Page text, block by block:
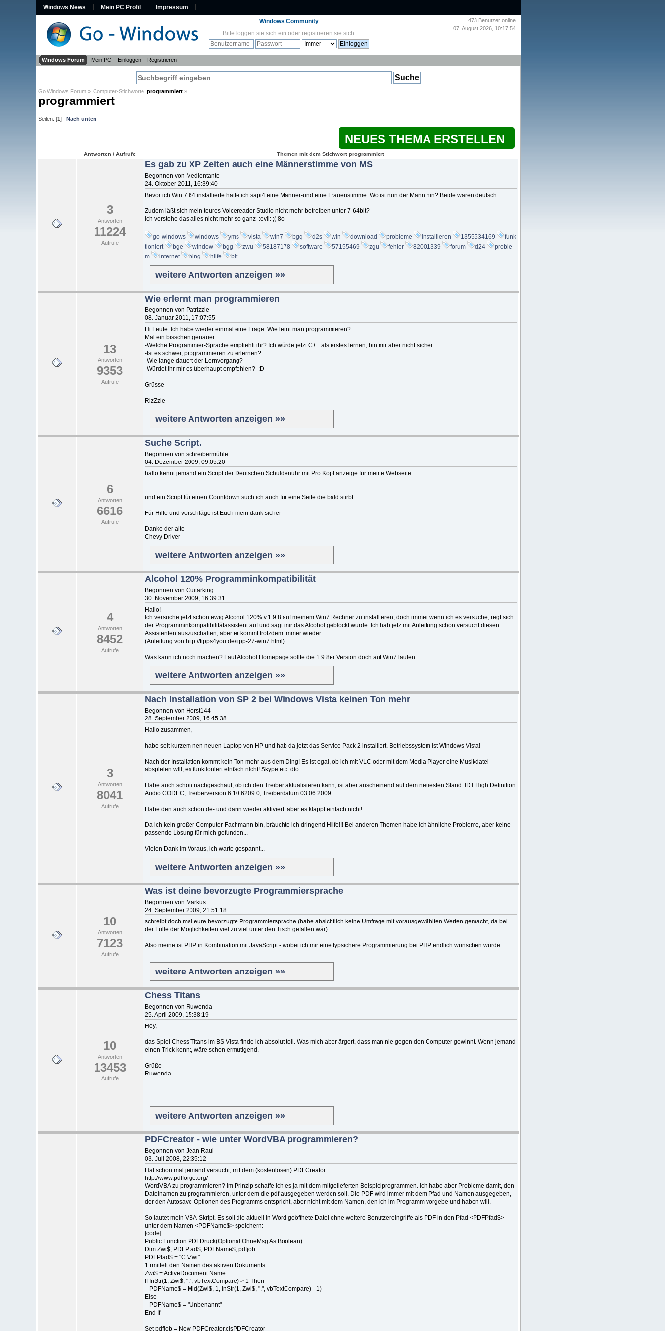
Windows News Mein PC Profil Impressum
473 Benutzer online
07. August 2026, 10:17:54
Windows Community
Bitte loggen sie sich ein oder registrieren sie sich.
Windows Forum Mein PC Einloggen Registrieren
Go Windows Forum » Computer-Stichworte programmiert »
programmiert
Seiten: [1] Nach unten
NEUES THEMA ERSTELLEN
Antworten / Aufrufe Themen mit dem Stichwort programmiert
3
Antworten
11224
Aufrufe
Es gab zu XP Zeiten auch eine Männerstimme von MS
Begonnen von Medientante
24. Oktober 2011, 16:39:40
Bevor ich Win 7 64 installierte hatte ich sapi4 eine Männer-und eine Frauenstimme. Wo ist nun der Mann hin? Beide waren deutsch.
Zudem läßt sich mein teures Voicereader Studio nicht mehr betreiben unter 7-64bit?
Ich verstehe das alles nicht mehr so ganz :evil: ;( 8o
go-windows windows yms vista win7 bgq d2s win download probleme installieren 1355534169
funk
tioniert
bge window bgg zwu 58187178 software 57155469 zgu fehler 82001339 forum d24
proble
m
internet bing hilfe bit
weitere Antworten anzeigen »»
13
Antworten
9353
Aufrufe
Wie erlernt man programmieren
Begonnen von Patrizzle
08. Januar 2011, 17:07:55
Hi Leute. Ich habe wieder einmal eine Frage: Wie lernt man programmieren?
Mal ein bisschen genauer:
-Welche Programmier-Sprache empfiehlt ihr? Ich würde jetzt C++ als erstes lernen, bin mir aber nicht sicher.
-Ist es schwer, programmieren zu erlernen?
-Wie lange dauert der Lernvorgang?
-Würdet ihr mir es überhaupt empfehlen? :D
Grüsse
RizZzle
weitere Antworten anzeigen »»
6
Antworten
6616
Aufrufe
Suche Script.
Begonnen von schreibermühle
04. Dezember 2009, 09:05:20
hallo kennt jemand ein Script der Deutschen Schuldenuhr mit Pro Kopf anzeige für meine Webseite
und ein Script für einen Countdown such ich auch für eine Seite die bald stirbt.
Für Hilfe und vorschläge ist Euch mein dank sicher
Danke der alte
Chevy Driver
weitere Antworten anzeigen »»
4
Antworten
8452
Aufrufe
Alcohol 120% Programminkompatibilität
Begonnen von Guitarking
30. November 2009, 16:39:31
Hallo!
Ich versuche jetzt schon ewig Alcohol 120% v.1.9.8 auf meinem Win7 Rechner zu installieren, doch immer wenn ich es versuche, regt sich
der Programminkompatibilitätassistent auf und sagt mir das Alcohol geblockt wurde. Ich hab jetz mit Anleitung schon versucht diesen
Assistenten auszuschalten, aber er kommt trotzdem immer wieder.
(Anleitung von http://tipps4you.de/tipp-27-win7.html).
Was kann ich noch machen? Laut Alcohol Homepage sollte die 1.9.8er Version doch auf Win7 laufen..
weitere Antworten anzeigen »»
3
Antworten
8041
Aufrufe
Nach Installation von SP 2 bei Windows Vista keinen Ton mehr
Begonnen von Horst144
28. September 2009, 16:45:38
Hallo zusammen,
habe seit kurzem nen neuen Laptop von HP und hab da jetzt das Service Pack 2 installiert. Betriebssystem ist Windows Vista!
Nach der Installation kommt kein Ton mehr aus dem Ding! Es ist egal, ob ich mit VLC oder mit dem Media Player eine Musikdatei
abspielen will, es funktioniert einfach nicht! Skype etc. dto.
Habe auch schon nachgeschaut, ob ich den Treiber aktualisieren kann, ist aber anscheinend auf dem neuesten Stand: IDT High Definition
Audio CODEC, Treiberversion 6.10.6209.0, Treiberdatum 03.06.2009!
Habe den auch schon de- und dann wieder aktiviert, aber es klappt einfach nicht!
Da ich kein großer Computer-Fachmann bin, bräuchte ich dringend Hilfe!!! Bei anderen Themen habe ich ähnliche Probleme, aber keine
passende Lösung für mich gefunden...
Vielen Dank im Voraus, ich warte gespannt...
weitere Antworten anzeigen »»
10
Antworten
7123
Aufrufe
Was ist deine bevorzugte Programmiersprache
Begonnen von Markus
24. September 2009, 21:51:18
schreibt doch mal eure bevorzugte Programmiersprache (habe absichtlich keine Umfrage mit vorausgewählten Werten gemacht, da bei
der Fülle der Möglichkeiten viel zu viel unter den Tisch gefallen wär).
Also meine ist PHP in Kombination mit JavaScript - wobei ich mir eine typsichere Programmierung bei PHP endlich wünschen würde...
weitere Antworten anzeigen »»
10
Antworten
13453
Aufrufe
Chess Titans
Begonnen von Ruwenda
25. April 2009, 15:38:19
Hey,
das Spiel Chess Titans im BS Vista finde ich absolut toll. Was mich aber ärgert, dass man nie gegen den Computer gewinnt. Wenn jemand
einen Trick kennt, wäre schon ermutigend.
Grüße
Ruwenda
weitere Antworten anzeigen »»
PDFCreator - wie unter WordVBA programmieren?
Begonnen von Jean Raul
03. Juli 2008, 22:35:12
Hat schon mal jemand versucht, mit dem (kostenlosen) PDFCreator
http://www.pdfforge.org/
WordVBA zu programmieren? Im Prinzip schaffe ich es ja mit dem mitgelieferten Beispielprogrammen. Ich habe aber Probleme damit, den
Dateinamen zu programmieren, unter dem die pdf ausgegeben werden soll. Die PDF wird immer mit dem Pfad und Namen ausgegeben,
der den Autosave-Optionen des Programms entspricht, aber nicht mit dem Namen, den ich im Programm vorgebe und haben will.
So lautet mein VBA-Skript. Es soll die aktuell in Word geöffnete Datei ohne weitere Benutzereingriffe als PDF in den Pfad <PDFPfad$>
unter dem Namen <PDFName$> speichern:
[code]
Public Function PDFDruck(Optional OhneMsg As Boolean)
Dim Zwi$, PDFPfad$, PDFName$, pdfjob
PDFPfad$ = "C:\Zwi"
'Ermittelt den Namen des aktiven Dokuments:
Zwi$ = ActiveDocument.Name
If InStr(1, Zwi$, ".", vbTextCompare) > 1 Then
PDFName$ = Mid(Zwi$, 1, InStr(1, Zwi$, ".", vbTextCompare) - 1)
Else
PDFName$ = "Unbenannt"
End If
Set pdfjob = New PDFCreator.clsPDFCreator